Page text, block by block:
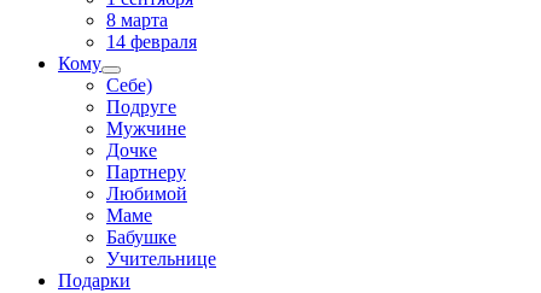
8 марта
14 февраля
Кому
Себе)
Подруге
Мужчине
Дочке
Партнеру
Любимой
Маме
Бабушке
Учительнице
Подарки